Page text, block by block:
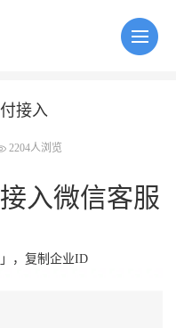
接入
2204人浏览
入微信客服
，复制企业ID